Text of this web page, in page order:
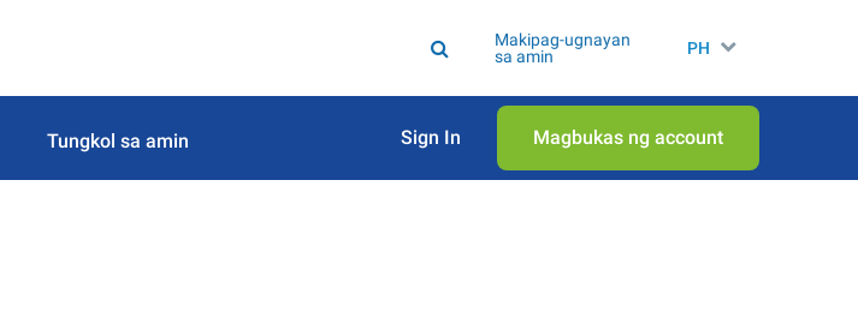
Makipag-ugnayan
sa amin
PH
Tungkol sa amin Sign In Magbukas ng account